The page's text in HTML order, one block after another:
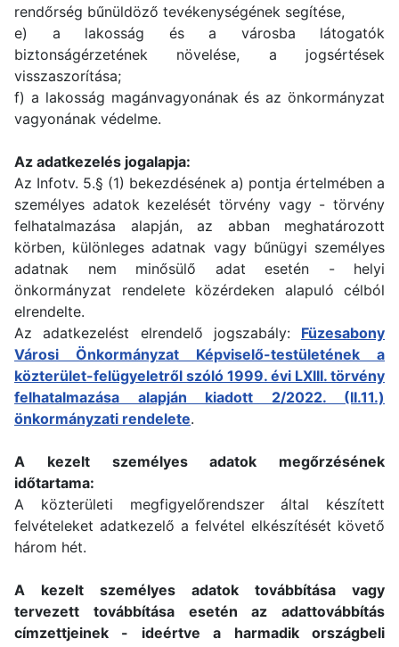
rendőrség bűnüldöző tevékenységének segítése,
e) a lakosság és a városba látogatók
biztonságérzetének növelése, a jogsértések
visszaszorítása;
f) a lakosság magánvagyonának és az önkormányzat
vagyonának védelme.
Az adatkezelés jogalapja:
Az Infotv. 5.§ (1) bekezdésének a) pontja értelmében a
személyes adatok kezelését törvény vagy - törvény
felhatalmazása alapján, az abban meghatározott
körben, különleges adatnak vagy bűnügyi személyes
adatnak nem minősülő adat esetén - helyi
önkormányzat rendelete közérdeken alapuló célból
elrendelte.
Az adatkezelést elrendelő jogszabály: Füzesabony
Városi Önkormányzat Képviselő-testületének a
közterület-felügyeletről szóló 1999. évi LXIII. törvény
felhatalmazása alapján kiadott 2/2022. (II.11.)
önkormányzati rendelete.
A kezelt személyes adatok megőrzésének
időtartama:
A közterületi megfigyelőrendszer által készített
felvételeket adatkezelő a felvétel elkészítését követő
három hét.
A kezelt személyes adatok továbbítása vagy
tervezett továbbítása esetén az adattovábbítás
címzettjeinek - ideértve a harmadik országbeli